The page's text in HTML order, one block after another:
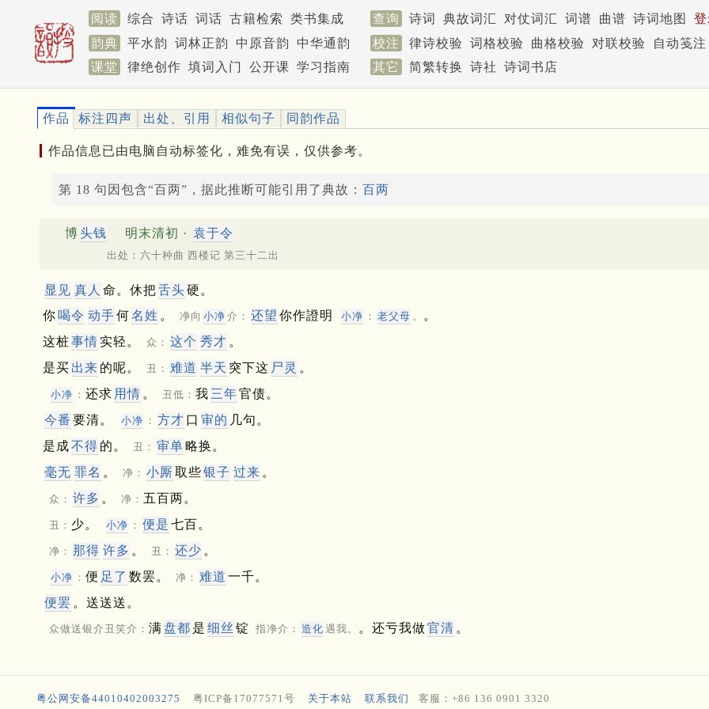
阅读 综合 诗话 词话 古籍检索 类书集成 查询 诗词 典故词汇 对仗词汇 词谱 曲谱 诗词地图
韵典
平水韵 词林正韵 中原音韵 中华通韵 校注 律诗校验 词格校验 曲格校验 对联校验
自动笺注
课堂
律绝创作 填词入门 公开课 学习指南 其它 简繁转换 诗社 诗词书店
作品 标注四声 出处、引用 相似句子 同韵作品
作品信息已由电脑自动标签化，难免有误，仅供参考。
第 18 句因包含“百两”，据此推断可能引用了典故： 百两
博 头钱 明末清初 · 袁于令
出处：六十种曲 西楼记 第三十二出
显见 真人 命。休把舌头硬。
你 喝令 动手何名姓 。 净向 小净 介： 还望 你作證明 小净 ： 老父母 。
。
这桩事情 实轻。 众： 这个 秀才 。
是买 出来 的呢。 丑： 难道 半天 突下这 尸灵 。
小净 ： 还求 用情 。 丑低： 我 三年官债。
今番 要清。 小净 ： 方才 口 审的 几句。
是成不得 的。 丑： 审单略换。
毫无 罪名 。 净： 小厮取些银子 过来 。
众： 许多 。 净： 五百两。
丑： 少。 小净 ： 便是 七百。
净： 那得 许多 。 丑： 还少 。
小净 ： 便 足了 数罢。 净： 难道 一千。
便罢 。送送送。
众做送银介丑笑介： 满盘都 是 细丝 锭 指净介： 造化 遇我。 。还亏我做官清 。
粤公网安备44010402003275 粤ICP备17077571号 关于本站 联系我们 客服：+86 136 0901 3320